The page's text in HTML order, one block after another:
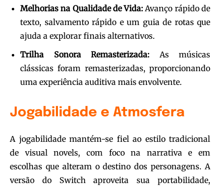
Melhorias na Qualidade de Vida: Avanço rápido de
texto, salvamento rápido e um guia de rotas que
ajuda a explorar finais alternativos.
Trilha Sonora Remasterizada: As músicas
clássicas foram remasterizadas, proporcionando
uma experiência auditiva mais envolvente.
Jogabilidade e Atmosfera
A jogabilidade mantém-se fiel ao estilo tradicional
de visual novels, com foco na narrativa e em
escolhas que alteram o destino dos personagens. A
versão do Switch aproveita sua portabilidade,